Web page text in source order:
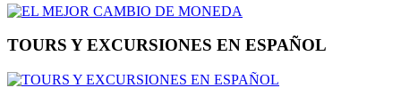
TOURS Y EXCURSIONES EN ESPAÑOL